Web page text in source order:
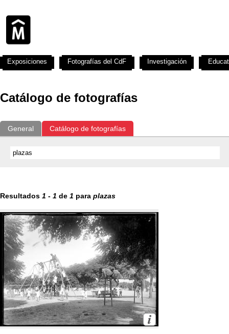
Catálogo de fotografías
General Catálogo de fotografías
Resultados 1 - 1 de 1 para plazas
Exposiciones Fotografías del CdF Investigación